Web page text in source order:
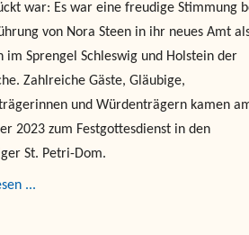
war: Es war eine freudige Stimmung
von Nora Steen in ihr neues Amt
im Sprengel Schleswig und Holstein der
Zahlreiche Gäste, Gläubige,
und Würdenträgern kamen
2023 zum Festgottesdienst in den
St. Petri-Dom.
...